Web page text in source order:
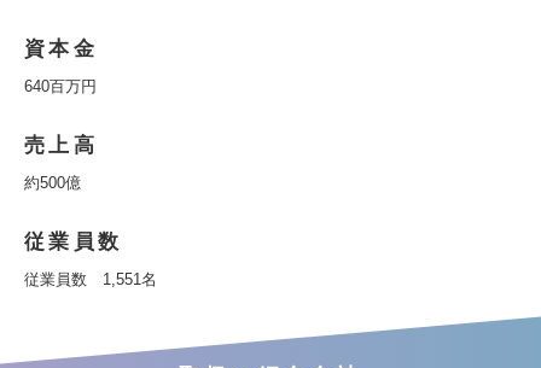
資本金
640百万円
売上高
約500億
従業員数
従業員数 1,551名